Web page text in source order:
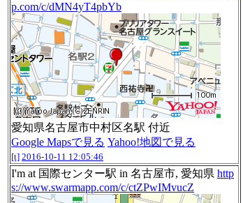
p.com/c/dMN4yT4pbYb
愛知県名古屋市中村区名駅 付近
Google Mapsで見る Yahoo!地図で見る
[t] 2016-10-11 12:05:46
I'm at 国際センター駅 in 名古屋市, 愛知県 http
s://www.swarmapp.com/c/ctZPwIMvucZ